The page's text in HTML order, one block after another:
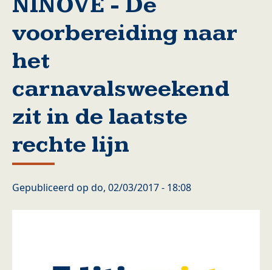
voorbereiding naar
het
carnavalsweekend
zit in de laatste
rechte lijn
Gepubliceerd op do, 02/03/2017 - 18:08